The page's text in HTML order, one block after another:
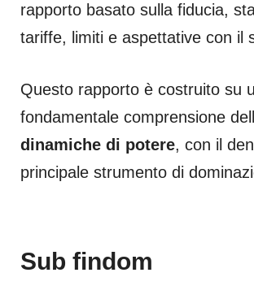
rapporto basato sulla fiducia,
tariffe, limiti e aspettative con il
Questo rapporto è costruito su
fondamentale comprensione
dinamiche di potere, con il
principale strumento di
Sub findom